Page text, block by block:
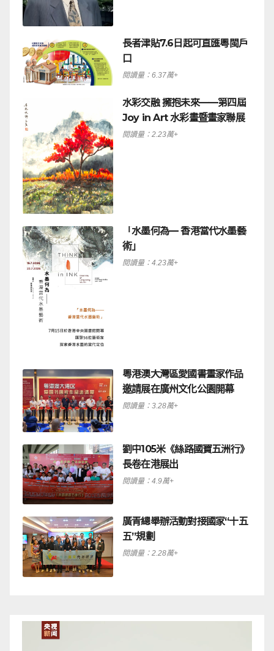
長者津貼7.6日起可直匯粵閩戶
口
閱讀量：6.37萬+
水彩交融 擁抱未來——第四屆
Joy in Art 水彩畫暨畫家聯展
閱讀量：2.23萬+
「水墨何為— 香港當代水墨藝
術」
閱讀量：4.23萬+
粵港澳大灣區愛國書畫家作品
邀請展在廣州文化公園開幕
閱讀量：3.28萬+
劉中105米《絲路國寶五洲行》
長卷在港展出
閱讀量：4.9萬+
廣青總舉辦活動對接國家“十五
五”規劃
閱讀量：2.28萬+